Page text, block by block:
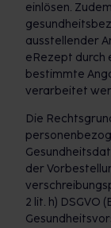
einlösen.
ausstellender
eRezept durch
bestimmte
verarbeitet
Die
der
2 lit. h) DSGVO